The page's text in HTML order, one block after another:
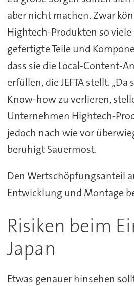
aber nicht machen. Zwar
Hightech-Produkten so
gefertigte Teile und
dass sie die Local-Content-
erfüllen, die JEFTA stellt. „Da
Know-how zu verlieren,
Unternehmen Hightech-
jedoch nach wie vor
beruhigt Sauermost.
Den Wertschöpfungsanteil
Entwicklung und Montage
Risiken beim
Japan
Etwas genauer hinsehen